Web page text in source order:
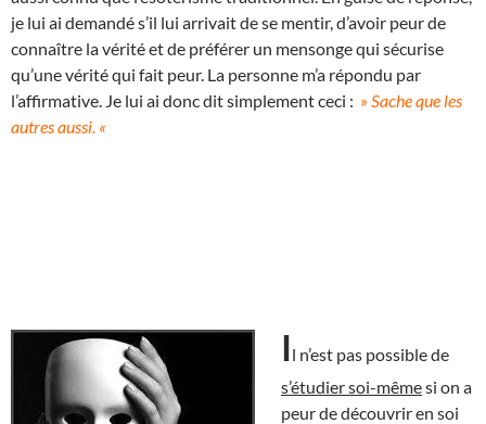
je lui ai demandé s’il lui arrivait de se mentir, d’avoir peur de
connaître la vérité et de préférer un mensonge qui sécurise
qu’une vérité qui fait peur. La personne m’a répondu par
l’affirmative. Je lui ai donc dit simplement ceci : » Sache que les
autres aussi. «
Il n’est pas possible de
s’étudier soi-mêmesi on a
peur de découvrir en soi